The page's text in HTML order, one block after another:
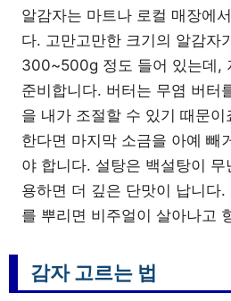
알감자는 마트나 로컬 매장에
다. 고만고만한 크기의 알감자
300~500g 정도 들어 있는데,
준비합니다. 버터는 무염 버터
을 내가 조절할 수 있기 때문
한다면 마지막 소금을 아예 빼
야 합니다. 설탕은 백설탕이
용하면 더 깊은 단맛이 납니다
를 뿌리면 비주얼이 살아나고
감자 고르는 법